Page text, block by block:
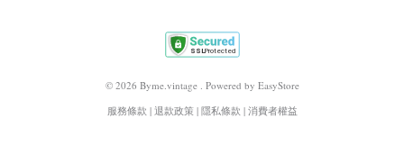
© 2026 Byme.vintage . Powered by EasyStore
服務條款 | 退款政策| 隱私條款 | 消費者權益